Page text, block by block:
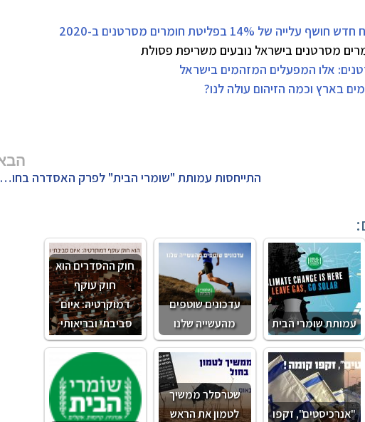
חושף עלייה של 14% בפליטת חומרים מסרטנים ב-2020
מסרטנים בישראל נובעים משריפת פסולת
אלו המפעלים המזהמים בישראל
בארץ וכמה הזיהום עולה לנו?
התייחסות עמותת "שומרי הבית" לפרק האסדרה בחוק ההסדרים
חוק ההסדרים הוא
חוק עוקף
דמוקרטיה: איום
סביבתי ובריאותי
עדכונים שוטפים
מהעשייה שלנו
עמותת שומרי הבית
שטרסלר ממשיך
לטמון את הראש
"אנרכיסטים", זקפו